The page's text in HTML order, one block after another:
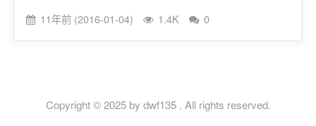
11年前 (2016-01-04)
1.4K 0
Copyright © 2025 by dwf135 . All rights reserved.